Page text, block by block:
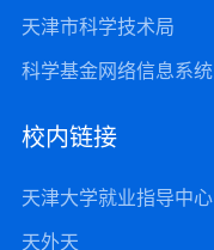
天津市科学技术局
科学基金网络信息系统
校内链接
天津大学就业指导中心
天外天